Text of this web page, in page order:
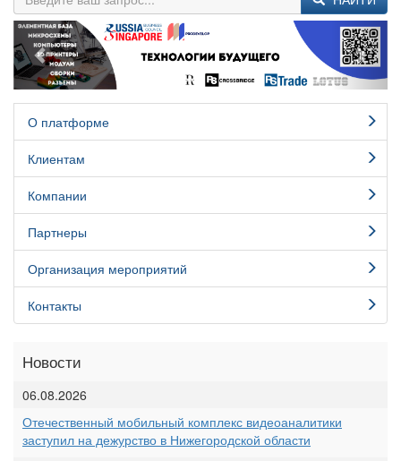
Previous Next
О платформе
Клиентам
Компании
Партнеры
Организация мероприятий
Контакты
Новости
06.08.2026
Отечественный мобильный комплекс видеоаналитики
заступил на дежурство в Нижегородской области